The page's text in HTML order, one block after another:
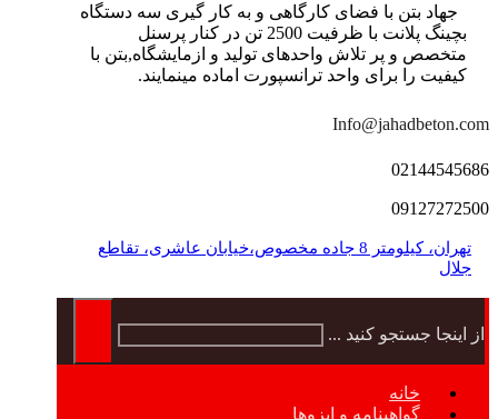
جهاد بتن با فضای کارگاهی و به کار گیری سه دستگاه
بچینگ پلانت با ظرفیت 2500 تن در کنار پرسنل
متخصص و پر تلاش واحدهای تولید و ازمایشگاه,بتن با
کیفیت را برای واحد ترانسپورت اماده مینمایند.
Info@jahadbeton.com
02144545686
09127272500
تهران، کیلومتر 8 جاده مخصوص،خیابان عاشری، تقاطع
جلال
از اینجا جستجو کنید ...
خانه
گواهینامه و ایزوها